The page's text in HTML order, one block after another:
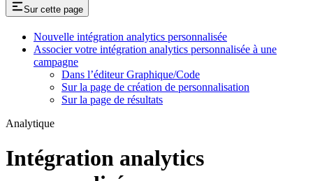
Sur cette page
Nouvelle intégration analytics personnalisée
Associer votre intégration analytics personnalisée à une
campagne
Dans l’éditeur Graphique/Code
Sur la page de création de personnalisation
Sur la page de résultats
Analytique
Intégration analytics